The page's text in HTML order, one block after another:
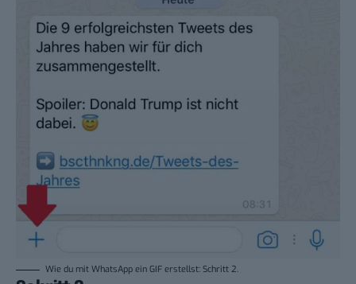
Wie du mit WhatsApp ein GIF erstellst: Schritt 2.